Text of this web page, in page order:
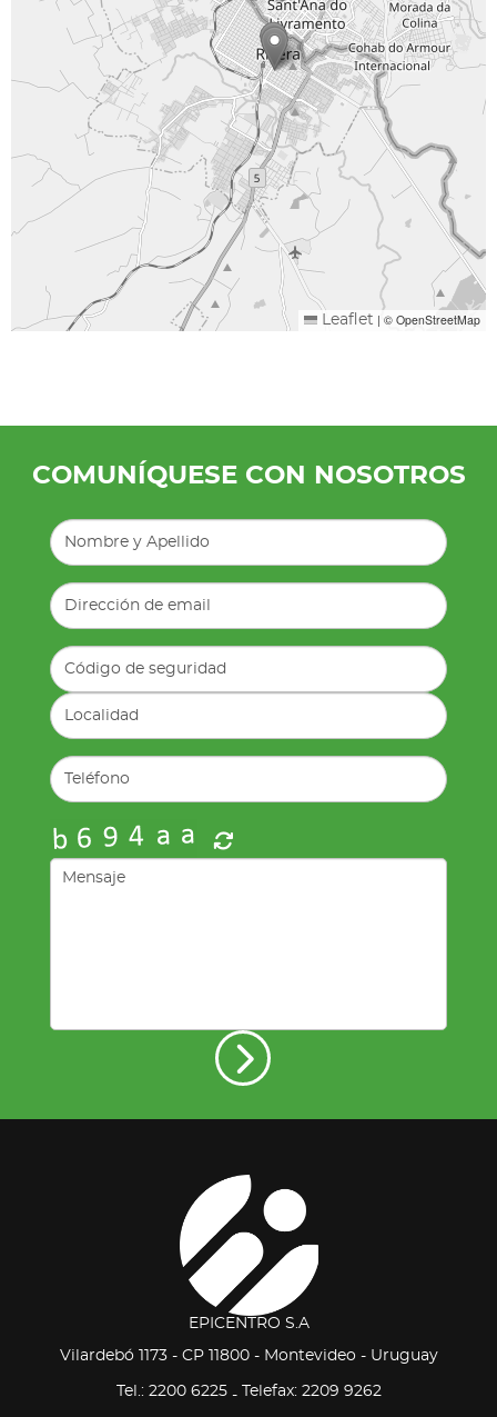
Leaflet | © OpenStreetMap
COMUNÍQUESE CON NOSOTROS
EPICENTRO S.A
Vilardebó 1173 - CP 11800 - Montevideo - Uruguay
Tel.: 2200 6225- Telefax: 2209 9262